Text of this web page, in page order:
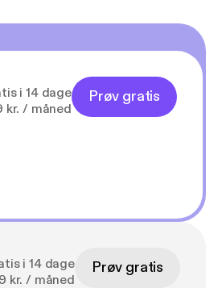
i 14 dage
kr. / måned
Prøv gratis
i 14 dage
kr. / måned
Prøv gratis